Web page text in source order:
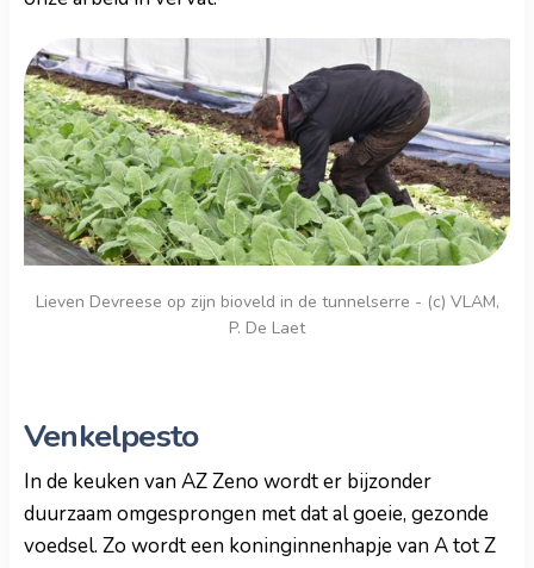
Lieven Devreese op zijn bioveld in de tunnelserre - (c) VLAM,
P. De Laet
Venkelpesto
In de keuken van AZ Zeno wordt er bijzonder
duurzaam omgesprongen met dat al goeie, gezonde
voedsel. Zo wordt een koninginnenhapje van A tot Z